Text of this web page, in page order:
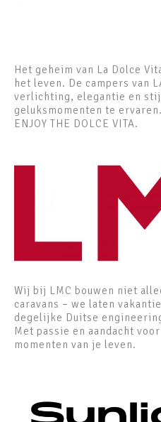
Het geheim van La Dolce
het leven. De campers van
verlichting, elegantie en
geluksmomenten te
ENJOY THE DOLCE VITA.
Wij bij LMC bouwen niet
caravans – we laten
degelijke Duitse
Met passie en aandacht
momenten van je leven.